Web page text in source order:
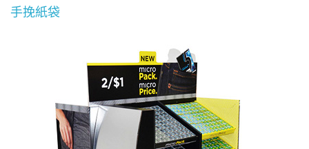
手挽紙袋